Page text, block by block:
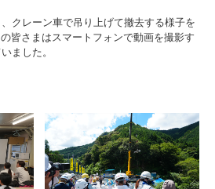
クレーン車で吊り上げて撤去する様子を
皆さまはスマートフォンで動画を撮影す
ました。